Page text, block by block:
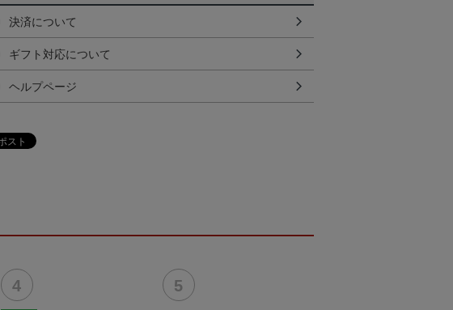
決済について
ギフト対応について
ヘルプページ